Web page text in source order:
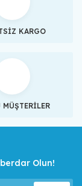
KARGO
MÜŞTERİLER
Olun!